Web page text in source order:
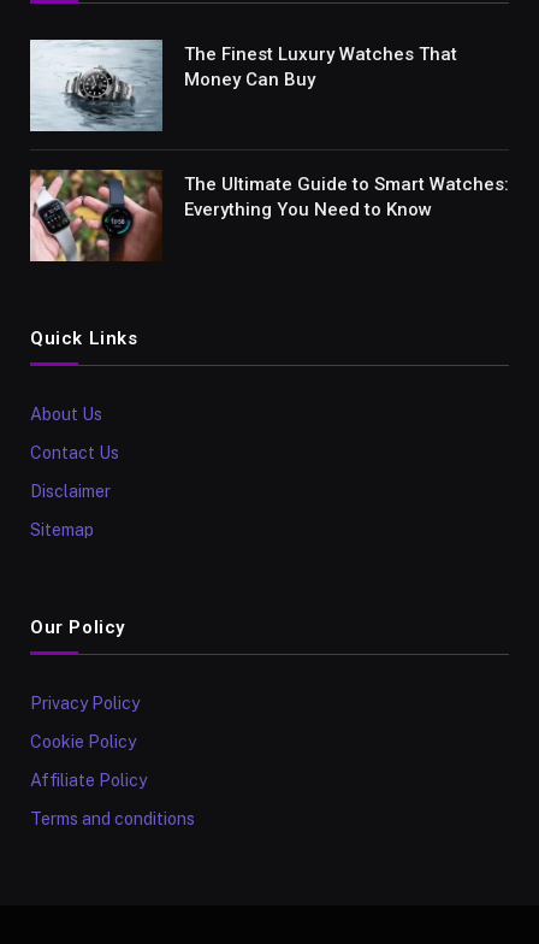
The Finest Luxury Watches That
Money Can Buy
The Ultimate Guide to Smart Watches:
Everything You Need to Know
Quick Links
About Us
Contact Us
Disclaimer
Sitemap
Our Policy
Privacy Policy
Cookie Policy
Affiliate Policy
Terms and conditions